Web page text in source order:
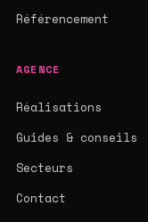
Référencement
AGENCE
Réalisations
Guides & conseils
Secteurs
Contact